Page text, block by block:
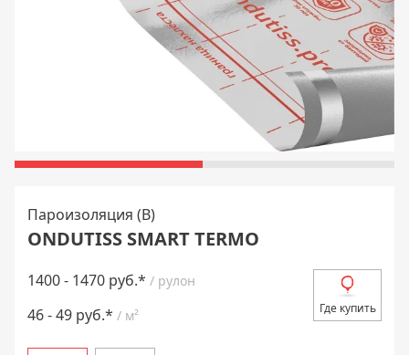
Пароизоляция (В)
ONDUTISS SMART TERMO
1400 - 1470 руб.* / рулон
46 - 49 руб.* / м² Где купить